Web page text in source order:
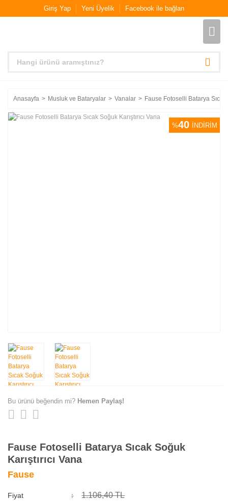
Giriş Yap Yeni Üyelik Facebook ile bağlan
Anasayfa Musluk ve Bataryalar Vanalar Fause Fotoselli Batarya Sıcak
%40 İNDİRİM
Bu ürünü beğendin mi? Hemen Paylaş!
Fause Fotoselli Batarya Sıcak Soğuk
Karıştırıcı Vana
Fause
Fiyat 1.106,40 TL